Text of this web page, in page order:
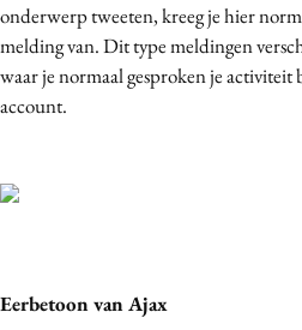
onderwerp tweeten, kreeg je hier
melding van. Dit type meldingen
waar je normaal gesproken je
account.
Eerbetoon van Ajax